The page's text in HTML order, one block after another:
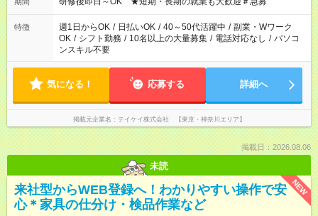
特徴 週1日からOK / 日払いOK / 40～50代活躍中 / 副業・Wワーク
OK / シフト勤務 / 10名以上の大量募集 / 電話対応なし / パソコ
ンスキル不要
気になる！ 応募する 詳細へ
掲載元企業名 テイケイ株式会社 【東京・神奈川エリア】
掲載日：2026.08.06
未読
NEW
来社型からWEB登録へ！わかりやすい操作で安
心＊家具の仕分け・検品作業など